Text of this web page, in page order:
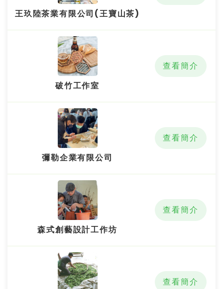
王玖陸茶業有限公司(王寶山茶)
破竹工作室
查看簡介
彌勒企業有限公司
查看簡介
森式創藝設計工作坊
查看簡介
查看簡介